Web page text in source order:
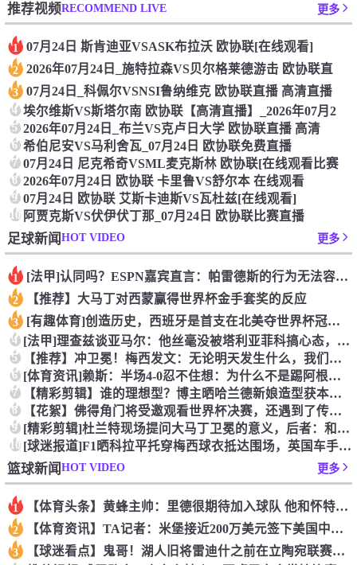
推荐视频RECOMMEND LIVE 更多
1 07月24日 斯肯迪亚VSASK布拉沃 欧协联[在线观看]
2 2026年07月24日_施特拉森VS贝尔格莱德游击 欧协联直
3 07月24日_科佩尔VSNSI鲁纳维克 欧协联直播 高清直播
4 埃尔维斯VS斯塔尔南 欧协联【高清直播】_2026年07月2
5 2026年07月24日_布兰VS克卢日大学 欧协联直播 高清
6 希伯尼安VS马利舍瓦_07月24日 欧协联免费直播
7 07月24日 尼克希奇VSML麦克斯林 欧协联[在线观看比赛
8 2026年07月24日 欧协联 卡里鲁VS舒尔本 在线观看
9 07月24日 欧协联 艾斯卡迪斯VS瓦杜兹[在线观看]
10 阿贾克斯VS伏伊伏丁那_07月24日 欧协联比赛直播
足球新闻HOT VIDEO 更多
1 [法甲]认同吗？ESPN嘉宾直言：帕雷德斯的行为无法容忍，应
2 【推荐】大马丁对西蒙赢得世界杯金手套奖的反应
3 [有趣体育]创造历史，西班牙是首支在北美夺世界杯冠军的欧洲球
4 [法甲]理查兹谈亚马尔：他丝毫没被塔利亚菲科搞心态，绝对的超
5 【推荐】冲卫冕！梅西发文：无论明天发生什么，我们已书写无法抹
6 [体育资讯]赖斯：半场4-0忍不住想：为什么不是踢阿根廷？为
7 【精彩剪辑】谁的理想型？博主晒哈兰德新娘造型获本人点赞！
8 【花絮】佛得角门将受邀观看世界杯决赛，还遇到了传奇门将伊基塔
9 [精彩剪辑]杜兰特现场提问大马丁卫冕的意义，后者：和梅西一起
10 [球迷报道]F1晒科拉平托穿梅西球衣抵达围场，英国车手林德布
篮球新闻HOT VIDEO 更多
1 【体育头条】黄蜂主帅：里德很期待加入球队 他和怀特成长道路相
2 【体育资讯】TA记者：米堡接近200万美元签下美国中场伯哈尔
3 【球迷看点】鬼哥！湖人旧将雷迪什之前在立陶宛联赛大杀四方